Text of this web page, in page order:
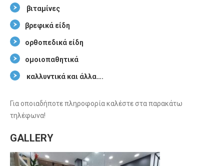
βιταμίνες
βρεφικά είδη
ορθοπεδικά είδη
ομοιοπαθητικά
καλλυντικά και άλλα….
Για οποιαδήποτε πληροφορία καλέστε στα παρακάτω
τηλέφωνα!
GALLERY